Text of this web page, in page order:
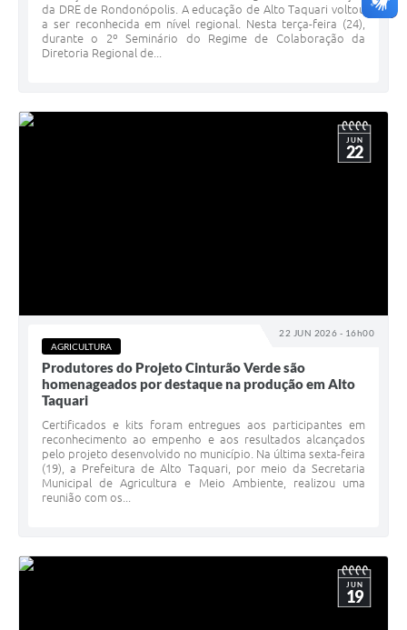
da DRE de Rondonópolis. A educação de Alto Taquari voltou
a ser reconhecida em nível regional. Nesta terça-feira (24),
durante o 2º Seminário do Regime de Colaboração da
Diretoria Regional de...
22 JUN 2026 - 16h00
JUN
22
AGRICULTURA
Produtores do Projeto Cinturão Verde são
homenageados por destaque na produção em Alto
Taquari
Certificados e kits foram entregues aos participantes em
reconhecimento ao empenho e aos resultados alcançados
pelo projeto desenvolvido no município. Na última sexta-feira
(19), a Prefeitura de Alto Taquari, por meio da Secretaria
Municipal de Agricultura e Meio Ambiente, realizou uma
reunião com os...
JUN
19